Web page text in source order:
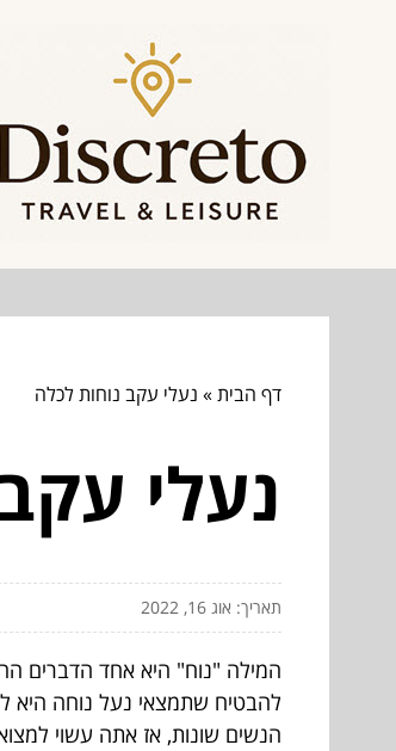
דף הבית» נעלי עקב נוחות לכלה
נעלי
תאריך: אוג 16, 2022
המילה "נוח" היא אחד הדברים
להבטיח שתמצאי נעל נוחה היא
הנשים שונות, אז אתה עשוי